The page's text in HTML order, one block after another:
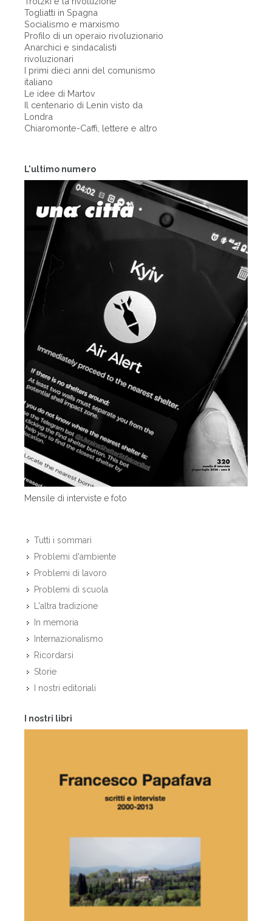
L'ultimo numero
Mensile di interviste e foto
Tutti i sommari
Problemi d'ambiente
Problemi di lavoro
Problemi di scuola
L'altra tradizione
In memoria
Internazionalismo
Ricordarsi
Storie
I nostri editoriali
I nostri libri
Togliatti in Spagna
Socialismo e marxismo
Profilo di un operaio rivoluzionario
Anarchici e sindacalisti
rivoluzionari
I primi dieci anni del comunismo
italiano
Le idee di Martov
Il centenario di Lenin visto da
Londra
Chiaromonte-Caffi, lettere e altro